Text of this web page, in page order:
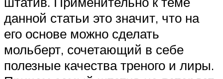
данной статьи это значит, что на
его основе можно сделать
мольберт, сочетающий в себе
полезные качества треного и лиры.